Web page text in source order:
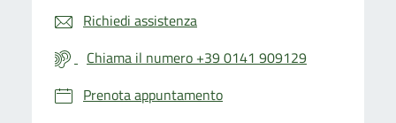
Richiedi assistenza
Chiama il numero +39 0141 909129
Prenota appuntamento